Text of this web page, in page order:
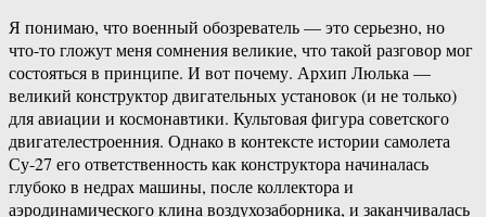
Я понимаю, что военный обозреватель — это серьезно, но
что-то гложут меня сомнения великие, что такой разговор мог
состояться в принципе. И вот почему. Архип Люлька —
великий конструктор двигательных установок (и не только)
для авиации и космонавтики. Культовая фигура советского
двигателестроенния. Однако в контексте истории самолета
Су-27 его ответственность как конструктора начиналась
глубоко в недрах машины, после коллектора и
аэродинамического клина воздухозаборника, и заканчивалась